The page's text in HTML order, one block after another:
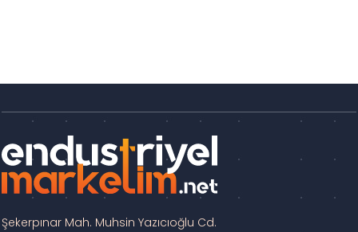
Şekerpınar Mah. Muhsin Yazıcıoğlu Cd.